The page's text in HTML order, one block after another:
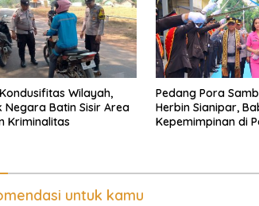
Wilayah,
Negara Batin Sisir Area
Kriminalitas
Pedang Pora
Herbin Sianipar,
Kepemimpinan di
untuk kamu